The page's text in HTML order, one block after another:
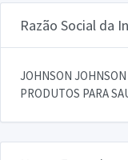
Razão Social da
JOHNSON
PRODUTOS PARA